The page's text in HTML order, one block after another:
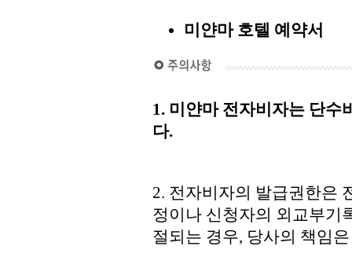
미얀마 호텔 예약서
1. 미얀마 전자비자는 단수
다.
2. 전자비자의 발급권한은
정이나 신청자의 외교부기
절되는 경우, 당사의 책임